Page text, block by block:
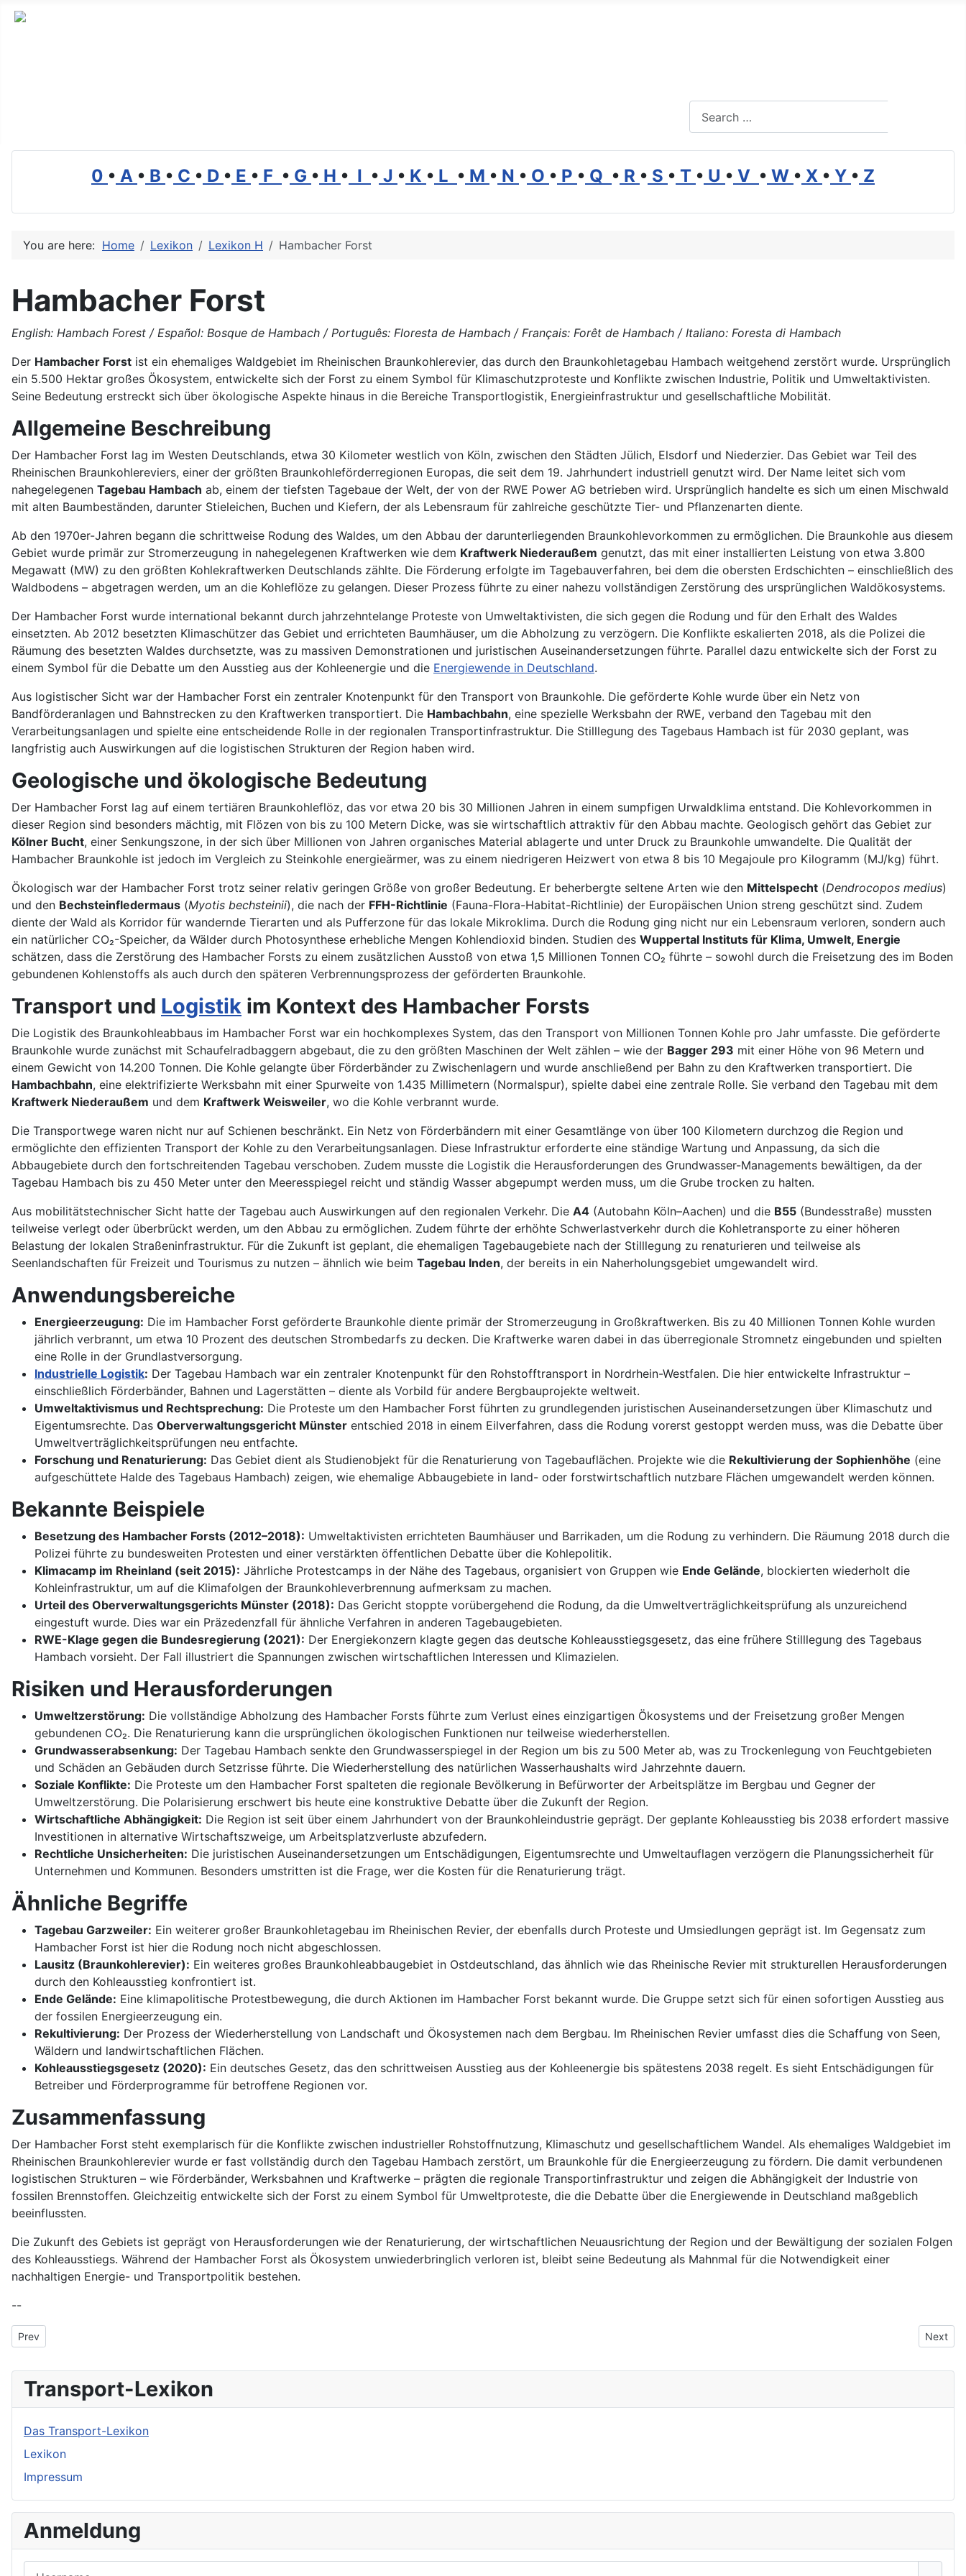
0 • A • B • C • D • E • F • G • H • I • J • K • L • M • N • O • P • Q • R • S • T • U • V • W • X • Y • Z
You are here: Home Lexikon Lexikon H Hambacher Forst
Hambacher Forst
English: Hambach Forest / Español: Bosque de Hambach / Português: Floresta de Hambach / Français: Forêt de Hambach / Italiano: Foresta di Hambach
Der Hambacher Forst ist ein ehemaliges Waldgebiet im Rheinischen Braunkohlerevier, das durch den Braunkohletagebau Hambach weitgehend zerstört wurde. Ursprünglich
ein 5.500 Hektar großes Ökosystem, entwickelte sich der Forst zu einem Symbol für Klimaschutzproteste und Konflikte zwischen Industrie, Politik und Umweltaktivisten.
Seine Bedeutung erstreckt sich über ökologische Aspekte hinaus in die Bereiche Transportlogistik, Energieinfrastruktur und gesellschaftliche Mobilität.
Allgemeine Beschreibung
Der Hambacher Forst lag im Westen Deutschlands, etwa 30 Kilometer westlich von Köln, zwischen den Städten Jülich, Elsdorf und Niederzier. Das Gebiet war Teil des
Rheinischen Braunkohlereviers, einer der größten Braunkohleförderregionen Europas, die seit dem 19. Jahrhundert industriell genutzt wird. Der Name leitet sich vom
nahegelegenen Tagebau Hambach ab, einem der tiefsten Tagebaue der Welt, der von der RWE Power AG betrieben wird. Ursprünglich handelte es sich um einen Mischwald
mit alten Baumbeständen, darunter Stieleichen, Buchen und Kiefern, der als Lebensraum für zahlreiche geschützte Tier- und Pflanzenarten diente.
Ab den 1970er-Jahren begann die schrittweise Rodung des Waldes, um den Abbau der darunterliegenden Braunkohlevorkommen zu ermöglichen. Die Braunkohle aus diesem
Gebiet wurde primär zur Stromerzeugung in nahegelegenen Kraftwerken wie dem Kraftwerk Niederaußem genutzt, das mit einer installierten Leistung von etwa 3.800
Megawatt (MW) zu den größten Kohlekraftwerken Deutschlands zählte. Die Förderung erfolgte im Tagebauverfahren, bei dem die obersten Erdschichten – einschließlich des
Waldbodens – abgetragen werden, um an die Kohleflöze zu gelangen. Dieser Prozess führte zu einer nahezu vollständigen Zerstörung des ursprünglichen Waldökosystems.
Der Hambacher Forst wurde international bekannt durch jahrzehntelange Proteste von Umweltaktivisten, die sich gegen die Rodung und für den Erhalt des Waldes
einsetzten. Ab 2012 besetzten Klimaschützer das Gebiet und errichteten Baumhäuser, um die Abholzung zu verzögern. Die Konflikte eskalierten 2018, als die Polizei die
Räumung des besetzten Waldes durchsetzte, was zu massiven Demonstrationen und juristischen Auseinandersetzungen führte. Parallel dazu entwickelte sich der Forst zu
einem Symbol für die Debatte um den Ausstieg aus der Kohleenergie und die Energiewende in Deutschland.
Aus logistischer Sicht war der Hambacher Forst ein zentraler Knotenpunkt für den Transport von Braunkohle. Die geförderte Kohle wurde über ein Netz von
Bandförderanlagen und Bahnstrecken zu den Kraftwerken transportiert. Die Hambachbahn, eine spezielle Werksbahn der RWE, verband den Tagebau mit den
Verarbeitungsanlagen und spielte eine entscheidende Rolle in der regionalen Transportinfrastruktur. Die Stilllegung des Tagebaus Hambach ist für 2030 geplant, was
langfristig auch Auswirkungen auf die logistischen Strukturen der Region haben wird.
Geologische und ökologische Bedeutung
Der Hambacher Forst lag auf einem tertiären Braunkohleflöz, das vor etwa 20 bis 30 Millionen Jahren in einem sumpfigen Urwaldklima entstand. Die Kohlevorkommen in
dieser Region sind besonders mächtig, mit Flözen von bis zu 100 Metern Dicke, was sie wirtschaftlich attraktiv für den Abbau machte. Geologisch gehört das Gebiet zur
Kölner Bucht, einer Senkungszone, in der sich über Millionen von Jahren organisches Material ablagerte und unter Druck zu Braunkohle umwandelte. Die Qualität der
Hambacher Braunkohle ist jedoch im Vergleich zu Steinkohle energieärmer, was zu einem niedrigeren Heizwert von etwa 8 bis 10 Megajoule pro Kilogramm (MJ/kg) führt.
Ökologisch war der Hambacher Forst trotz seiner relativ geringen Größe von großer Bedeutung. Er beherbergte seltene Arten wie den Mittelspecht (Dendrocopos medius)
und den Bechsteinfledermaus (Myotis bechsteinii), die nach der FFH-Richtlinie (Fauna-Flora-Habitat-Richtlinie) der Europäischen Union streng geschützt sind. Zudem
diente der Wald als Korridor für wandernde Tierarten und als Pufferzone für das lokale Mikroklima. Durch die Rodung ging nicht nur ein Lebensraum verloren, sondern auch
ein natürlicher CO₂-Speicher, da Wälder durch Photosynthese erhebliche Mengen Kohlendioxid binden. Studien des Wuppertal Instituts für Klima, Umwelt, Energie
schätzen, dass die Zerstörung des Hambacher Forsts zu einem zusätzlichen Ausstoß von etwa 1,5 Millionen Tonnen CO₂ führte – sowohl durch die Freisetzung des im Boden
gebundenen Kohlenstoffs als auch durch den späteren Verbrennungsprozess der geförderten Braunkohle.
Transport und Logistik im Kontext des Hambacher Forsts
Die Logistik des Braunkohleabbaus im Hambacher Forst war ein hochkomplexes System, das den Transport von Millionen Tonnen Kohle pro Jahr umfasste. Die geförderte
Braunkohle wurde zunächst mit Schaufelradbaggern abgebaut, die zu den größten Maschinen der Welt zählen – wie der Bagger 293 mit einer Höhe von 96 Metern und
einem Gewicht von 14.200 Tonnen. Die Kohle gelangte über Förderbänder zu Zwischenlagern und wurde anschließend per Bahn zu den Kraftwerken transportiert. Die
Hambachbahn, eine elektrifizierte Werksbahn mit einer Spurweite von 1.435 Millimetern (Normalspur), spielte dabei eine zentrale Rolle. Sie verband den Tagebau mit dem
Kraftwerk Niederaußem und dem Kraftwerk Weisweiler, wo die Kohle verbrannt wurde.
Die Transportwege waren nicht nur auf Schienen beschränkt. Ein Netz von Förderbändern mit einer Gesamtlänge von über 100 Kilometern durchzog die Region und
ermöglichte den effizienten Transport der Kohle zu den Verarbeitungsanlagen. Diese Infrastruktur erforderte eine ständige Wartung und Anpassung, da sich die
Abbaugebiete durch den fortschreitenden Tagebau verschoben. Zudem musste die Logistik die Herausforderungen des Grundwasser-Managements bewältigen, da der
Tagebau Hambach bis zu 450 Meter unter den Meeresspiegel reicht und ständig Wasser abgepumpt werden muss, um die Grube trocken zu halten.
Aus mobilitätstechnischer Sicht hatte der Tagebau auch Auswirkungen auf den regionalen Verkehr. Die A4 (Autobahn Köln–Aachen) und die B55 (Bundesstraße) mussten
teilweise verlegt oder überbrückt werden, um den Abbau zu ermöglichen. Zudem führte der erhöhte Schwerlastverkehr durch die Kohletransporte zu einer höheren
Belastung der lokalen Straßeninfrastruktur. Für die Zukunft ist geplant, die ehemaligen Tagebaugebiete nach der Stilllegung zu renaturieren und teilweise als
Seenlandschaften für Freizeit und Tourismus zu nutzen – ähnlich wie beim Tagebau Inden, der bereits in ein Naherholungsgebiet umgewandelt wird.
Anwendungsbereiche
Energieerzeugung: Die im Hambacher Forst geförderte Braunkohle diente primär der Stromerzeugung in Großkraftwerken. Bis zu 40 Millionen Tonnen Kohle wurden
jährlich verbrannt, um etwa 10 Prozent des deutschen Strombedarfs zu decken. Die Kraftwerke waren dabei in das überregionale Stromnetz eingebunden und spielten
eine Rolle in der Grundlastversorgung.
Industrielle Logistik: Der Tagebau Hambach war ein zentraler Knotenpunkt für den Rohstofftransport in Nordrhein-Westfalen. Die hier entwickelte Infrastruktur –
einschließlich Förderbänder, Bahnen und Lagerstätten – diente als Vorbild für andere Bergbauprojekte weltweit.
Umweltaktivismus und Rechtsprechung: Die Proteste um den Hambacher Forst führten zu grundlegenden juristischen Auseinandersetzungen über Klimaschutz und
Eigentumsrechte. Das Oberverwaltungsgericht Münster entschied 2018 in einem Eilverfahren, dass die Rodung vorerst gestoppt werden muss, was die Debatte über
Umweltverträglichkeitsprüfungen neu entfachte.
Forschung und Renaturierung: Das Gebiet dient als Studienobjekt für die Renaturierung von Tagebauflächen. Projekte wie die Rekultivierung der Sophienhöhe (eine
aufgeschüttete Halde des Tagebaus Hambach) zeigen, wie ehemalige Abbaugebiete in land- oder forstwirtschaftlich nutzbare Flächen umgewandelt werden können.
Bekannte Beispiele
Besetzung des Hambacher Forsts (2012–2018): Umweltaktivisten errichteten Baumhäuser und Barrikaden, um die Rodung zu verhindern. Die Räumung 2018 durch die
Polizei führte zu bundesweiten Protesten und einer verstärkten öffentlichen Debatte über die Kohlepolitik.
Klimacamp im Rheinland (seit 2015): Jährliche Protestcamps in der Nähe des Tagebaus, organisiert von Gruppen wie Ende Gelände, blockierten wiederholt die
Kohleinfrastruktur, um auf die Klimafolgen der Braunkohleverbrennung aufmerksam zu machen.
Urteil des Oberverwaltungsgerichts Münster (2018): Das Gericht stoppte vorübergehend die Rodung, da die Umweltverträglichkeitsprüfung als unzureichend
eingestuft wurde. Dies war ein Präzedenzfall für ähnliche Verfahren in anderen Tagebaugebieten.
RWE-Klage gegen die Bundesregierung (2021): Der Energiekonzern klagte gegen das deutsche Kohleausstiegsgesetz, das eine frühere Stilllegung des Tagebaus
Hambach vorsieht. Der Fall illustriert die Spannungen zwischen wirtschaftlichen Interessen und Klimazielen.
Risiken und Herausforderungen
Umweltzerstörung: Die vollständige Abholzung des Hambacher Forsts führte zum Verlust eines einzigartigen Ökosystems und der Freisetzung großer Mengen
gebundenen CO₂. Die Renaturierung kann die ursprünglichen ökologischen Funktionen nur teilweise wiederherstellen.
Grundwasserabsenkung: Der Tagebau Hambach senkte den Grundwasserspiegel in der Region um bis zu 500 Meter ab, was zu Trockenlegung von Feuchtgebieten
und Schäden an Gebäuden durch Setzrisse führte. Die Wiederherstellung des natürlichen Wasserhaushalts wird Jahrzehnte dauern.
Soziale Konflikte: Die Proteste um den Hambacher Forst spalteten die regionale Bevölkerung in Befürworter der Arbeitsplätze im Bergbau und Gegner der
Umweltzerstörung. Die Polarisierung erschwert bis heute eine konstruktive Debatte über die Zukunft der Region.
Wirtschaftliche Abhängigkeit: Die Region ist seit über einem Jahrhundert von der Braunkohleindustrie geprägt. Der geplante Kohleausstieg bis 2038 erfordert massive
Investitionen in alternative Wirtschaftszweige, um Arbeitsplatzverluste abzufedern.
Rechtliche Unsicherheiten: Die juristischen Auseinandersetzungen um Entschädigungen, Eigentumsrechte und Umweltauflagen verzögern die Planungssicherheit für
Unternehmen und Kommunen. Besonders umstritten ist die Frage, wer die Kosten für die Renaturierung trägt.
Ähnliche Begriffe
Tagebau Garzweiler: Ein weiterer großer Braunkohletagebau im Rheinischen Revier, der ebenfalls durch Proteste und Umsiedlungen geprägt ist. Im Gegensatz zum
Hambacher Forst ist hier die Rodung noch nicht abgeschlossen.
Lausitz (Braunkohlerevier): Ein weiteres großes Braunkohleabbaugebiet in Ostdeutschland, das ähnlich wie das Rheinische Revier mit strukturellen Herausforderungen
durch den Kohleausstieg konfrontiert ist.
Ende Gelände: Eine klimapolitische Protestbewegung, die durch Aktionen im Hambacher Forst bekannt wurde. Die Gruppe setzt sich für einen sofortigen Ausstieg aus
der fossilen Energieerzeugung ein.
Rekultivierung: Der Prozess der Wiederherstellung von Landschaft und Ökosystemen nach dem Bergbau. Im Rheinischen Revier umfasst dies die Schaffung von Seen,
Wäldern und landwirtschaftlichen Flächen.
Kohleausstiegsgesetz (2020): Ein deutsches Gesetz, das den schrittweisen Ausstieg aus der Kohleenergie bis spätestens 2038 regelt. Es sieht Entschädigungen für
Betreiber und Förderprogramme für betroffene Regionen vor.
Zusammenfassung
Der Hambacher Forst steht exemplarisch für die Konflikte zwischen industrieller Rohstoffnutzung, Klimaschutz und gesellschaftlichem Wandel. Als ehemaliges Waldgebiet im
Rheinischen Braunkohlerevier wurde er fast vollständig durch den Tagebau Hambach zerstört, um Braunkohle für die Energieerzeugung zu fördern. Die damit verbundenen
logistischen Strukturen – wie Förderbänder, Werksbahnen und Kraftwerke – prägten die regionale Transportinfrastruktur und zeigen die Abhängigkeit der Industrie von
fossilen Brennstoffen. Gleichzeitig entwickelte sich der Forst zu einem Symbol für Umweltproteste, die die Debatte über die Energiewende in Deutschland maßgeblich
beeinflussten.
Die Zukunft des Gebiets ist geprägt von Herausforderungen wie der Renaturierung, der wirtschaftlichen Neuausrichtung der Region und der Bewältigung der sozialen Folgen
des Kohleausstiegs. Während der Hambacher Forst als Ökosystem unwiederbringlich verloren ist, bleibt seine Bedeutung als Mahnmal für die Notwendigkeit einer
nachhaltigen Energie- und Transportpolitik bestehen.
--
Previous article: Hamburger Hafen
Prev Next
Next
Transport-Lexikon
Das Transport-Lexikon
Lexikon
Impressum
Anmeldung